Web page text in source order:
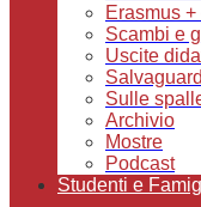
Erasmus
Scambi e
Uscite
Sulle
Archivio
Mostre
Podcast
Studenti e